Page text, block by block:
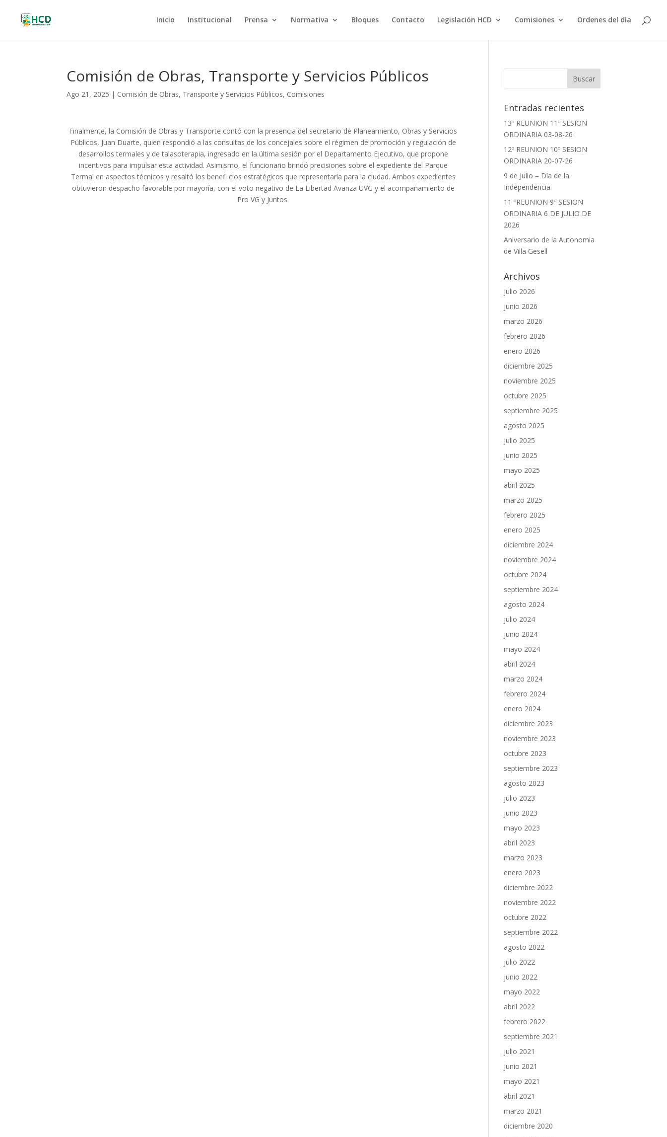
Inicio Institucional Prensa Normativa Bloques Contacto Legislación HCD Comisiones Ordenes del dìa
Comisión de Obras, Transporte y Servicios Públicos
Ago 21, 2025 | Comisión de Obras, Transporte y Servicios Públicos, Comisiones
Finalmente, la Comisión de Obras y Transporte contó con la presencia del secretario de Planeamiento, Obras y Servicios
Públicos, Juan Duarte, quien respondió a las consultas de los concejales sobre el régimen de promoción y regulación de
desarrollos termales y de talasoterapia, ingresado en la última sesión por el Departamento Ejecutivo, que propone
incentivos para impulsar esta actividad. Asimismo, el funcionario brindó precisiones sobre el expediente del Parque
Termal en aspectos técnicos y resaltó los benefi cios estratégicos que representaría para la ciudad. Ambos expedientes
obtuvieron despacho favorable por mayoría, con el voto negativo de La Libertad Avanza UVG y el acompañamiento de
Pro VG y Juntos.
Entradas recientes
13º REUNION 11º SESION
ORDINARIA 03-08-26
12º REUNION 10º SESION
ORDINARIA 20-07-26
9 de Julio – Día de la
Independencia
11 ºREUNION 9º SESION
ORDINARIA 6 DE JULIO DE
2026
Aniversario de la Autonomia
de Villa Gesell
Archivos
julio 2026
junio 2026
marzo 2026
febrero 2026
enero 2026
diciembre 2025
noviembre 2025
octubre 2025
septiembre 2025
agosto 2025
julio 2025
junio 2025
mayo 2025
abril 2025
marzo 2025
febrero 2025
enero 2025
diciembre 2024
noviembre 2024
octubre 2024
septiembre 2024
agosto 2024
julio 2024
junio 2024
mayo 2024
abril 2024
marzo 2024
febrero 2024
enero 2024
diciembre 2023
noviembre 2023
octubre 2023
septiembre 2023
agosto 2023
julio 2023
junio 2023
mayo 2023
abril 2023
marzo 2023
enero 2023
diciembre 2022
noviembre 2022
octubre 2022
septiembre 2022
agosto 2022
julio 2022
junio 2022
mayo 2022
abril 2022
febrero 2022
septiembre 2021
julio 2021
junio 2021
mayo 2021
abril 2021
marzo 2021
diciembre 2020